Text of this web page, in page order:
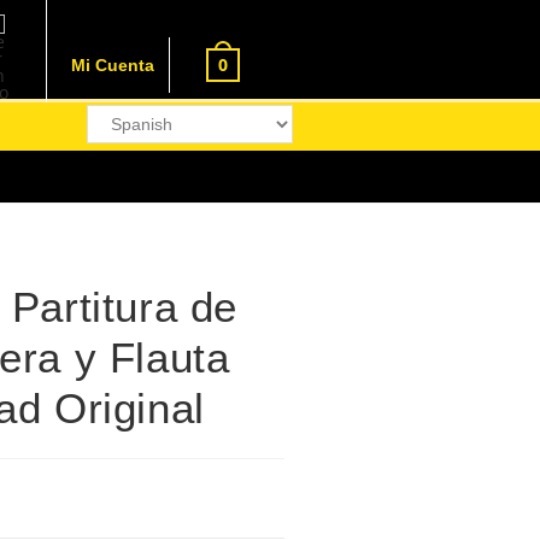
Mi Cuenta 0
de
y Flauta
Original